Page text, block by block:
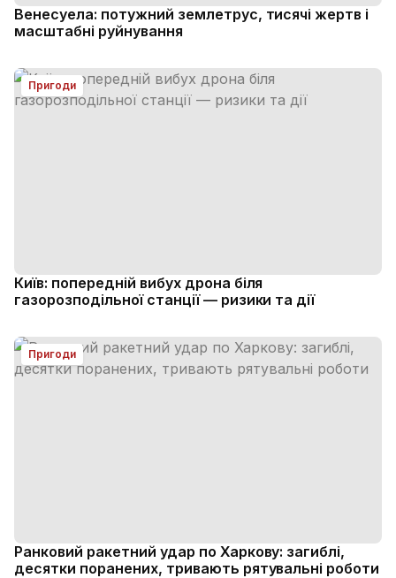
Венесуела: потужний землетрус, тисячі жертв і
масштабні руйнування
Пригоди
Київ: попередній вибух дрона біля
газорозподільної станції — ризики та дії
Пригоди
Ранковий ракетний удар по Харкову: загиблі,
десятки поранених, тривають рятувальні роботи